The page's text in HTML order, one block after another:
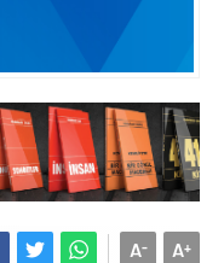
A+
A-